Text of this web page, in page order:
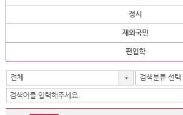
정시
재외국민
편입학
전체 검색분류 선택